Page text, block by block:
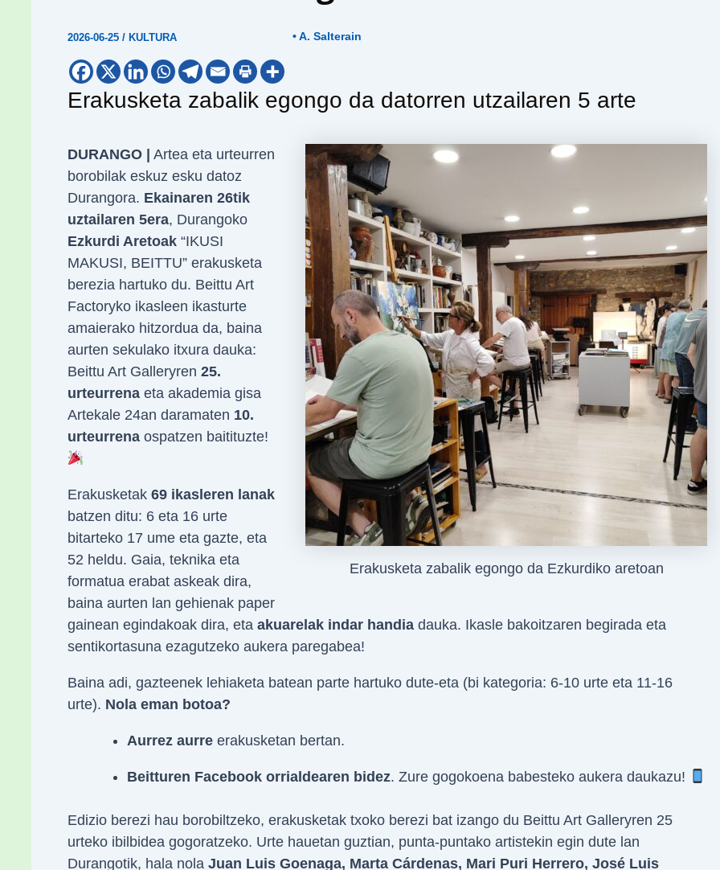
2026-06-25 / KULTURA • A. Salterain
Erakusketa zabalik egongo da datorren utzailaren 5 arte
Erakusketa zabalik egongo da Ezkurdiko aretoan
DURANGO |
Artea eta urteurren
borobilak eskuz esku datoz
Durangora. Ekainaren 26tik
uztailaren 5era, Durangoko
Ezkurdi Aretoak“IKUSI
MAKUSI, BEITTU” erakusketa
berezia hartuko du. Beittu Art
Factoryko ikasleen ikasturte
amaierako hitzordua da, baina
aurten sekulako itxura dauka:
Beittu Art Galleryren 25.
urteurrenaeta akademia gisa
Artekale 24an daramaten 10.
urteurrenaospatzen baitituzte!
Erakusketak 69 ikasleren lanak
batzen ditu: 6 eta 16 urte
bitarteko 17 ume eta gazte, eta
52 heldu. Gaia, teknika eta
formatua erabat askeak dira,
baina aurten lan gehienak paper
gainean egindakoak dira, eta akuarelak indar handiadauka. Ikasle bakoitzaren begirada eta
sentikortasuna ezagutzeko aukera paregabea!
Baina adi, gazteenek lehiaketa batean parte hartuko dute-eta (bi kategoria: 6-10 urte eta 11-16
urte). Nola eman botoa?
Aurrez aurreerakusketan bertan.
Beitturen Facebook orrialdearen bidez. Zure gogokoena babesteko aukera daukazu!
Edizio berezi hau borobiltzeko, erakusketak txoko berezi bat izango du Beittu Art Galleryren 25
urteko ibilbidea gogoratzeko. Urte hauetan guztian, punta-puntako artistekin egin dute lan
Durangotik, hala nola Juan Luis Goenaga, Marta Cárdenas, Mari Puri Herrero, José Luis